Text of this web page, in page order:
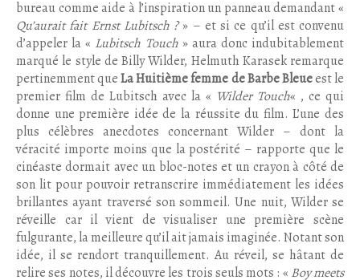
bureau comme aide à l’inspiration un panneau demandant «
Qu’aurait fait Ernst Lubitsch ?» – et si ce qu’il est convenu
d’appeler la « Lubitsch Touch» aura donc indubitablement
marqué le style de Billy Wilder, Helmuth Karasek remarque
pertinemment queLa Huitième femme de Barbe Bleueest le
premier film de Lubitsch avec la « Wilder Touch« , ce qui
donne une première idée de la réussite du film. L’une des
plus célèbres anecdotes concernant Wilder – dont la
véracité importe moins que la postérité – rapporte que le
cinéaste dormait avec un bloc-notes et un crayon à côté de
son lit pour pouvoir retranscrire immédiatement les idées
brillantes ayant traversé son sommeil. Une nuit, Wilder se
réveille car il vient de visualiser une première scène
fulgurante, la meilleure qu’il ait jamais imaginée. Notant son
idée, il se rendort tranquillement. Au réveil, se hâtant de
relire ses notes, il découvre les trois seuls mots : « Boy meets